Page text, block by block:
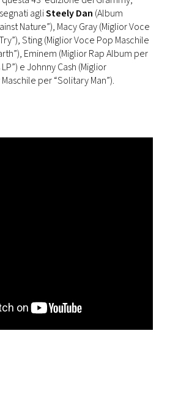
agliSteely Dan (Album
Nature”), Macy Gray (Miglior Voce
Sting (Miglior Voce Pop Maschile
Eminem (Miglior Rap Album per
e Johnny Cash (Miglior
per “Solitary Man”).